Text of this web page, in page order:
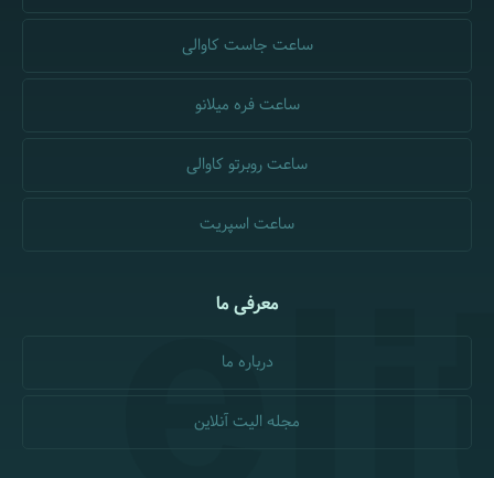
ساعت جاست کاوالی
ساعت فره میلانو
ساعت روبرتو کاوالی
ساعت اسپریت
معرفی ما
درباره ما
مجله الیت آنلاین